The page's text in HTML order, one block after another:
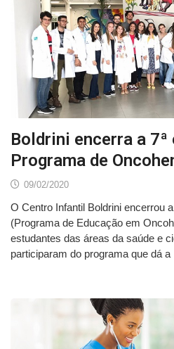
Boldrini encerra a 7ª
Programa de
09/02/2020
O Centro Infantil Boldrini encerrou
(Programa de Educação em
estudantes das áreas da saúde e
participaram do programa que dá a